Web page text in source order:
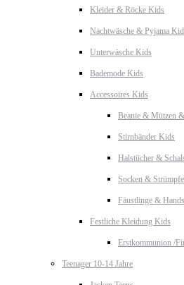
Kleider & Röcke Kids
Nachtwäsche & Pyjama
Unterwäsche Kids
Bademode Kids
Accessoires Kids
Beanie & Mützen
Stirnbänder Kids
Halstücher &
Socken &
Fäustlinge &
Festliche Kleidung Kids
Erstkommunion /
Teenager 10-14 Jahre